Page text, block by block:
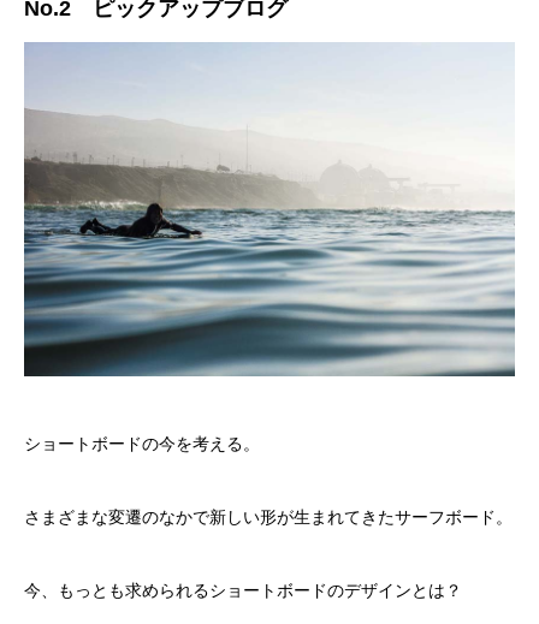
No.2 ピックアップブログ
ショートボードの今を考える。
さまざまな変遷のなかで新しい形が生まれてきたサーフボード。
今、もっとも求められるショートボードのデザインとは？